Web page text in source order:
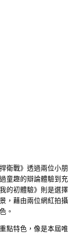
衛戰》透過兩位小朋
童趣的辯論體驗到充
的初體驗》則是選擇
，藉由兩位網紅拍攝
。
點特色，像是本屆唯